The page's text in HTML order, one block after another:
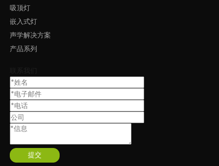
外观设计专利 - 装饰灯（彩虹）
出货
吸顶灯
嵌入式灯
声学解决方案
产品系列
提交